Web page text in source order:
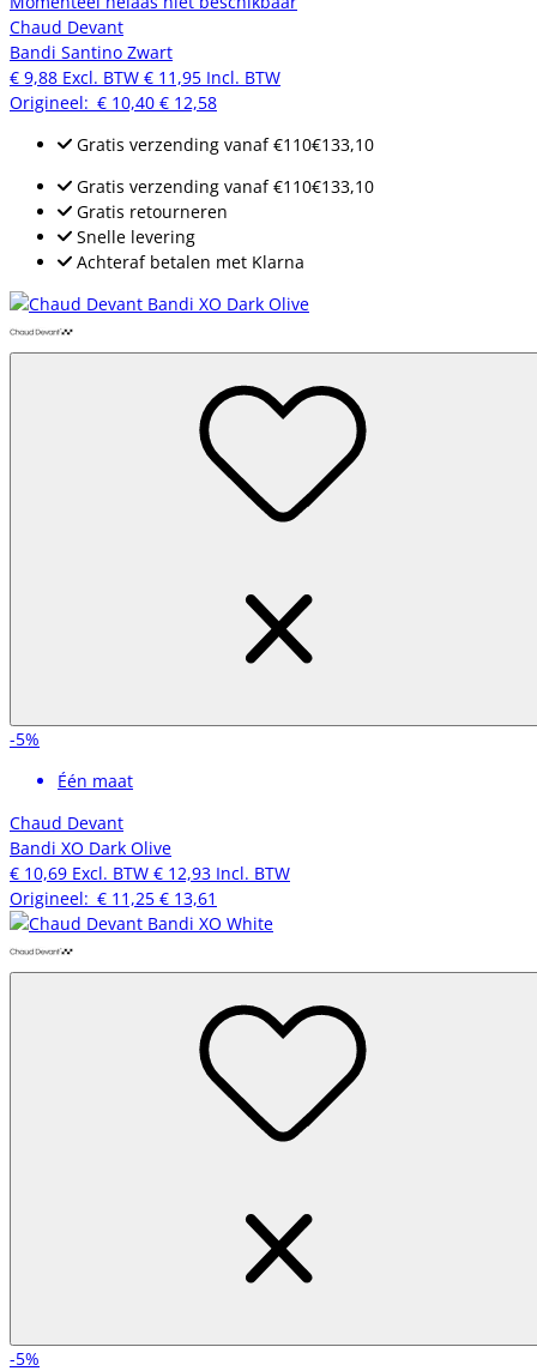
Chaud Devant
Bandi Santino Zwart
€ 9,88 Excl. BTW € 11,95 Incl. BTW
Origineel: € 10,40 € 12,58
Gratis verzending vanaf€110€133,10
Gratis verzending vanaf€110€133,10
Gratis retourneren
Snelle levering
Achteraf betalen met Klarna
-5%
Één maat
Chaud Devant
Bandi XO Dark Olive
€ 10,69 Excl. BTW € 12,93 Incl. BTW
Origineel: € 11,25 € 13,61
-5%